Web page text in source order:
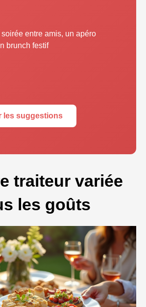
soirée entre amis, un apéro
brunch festif
les suggestions
traiteur variée
les goûts